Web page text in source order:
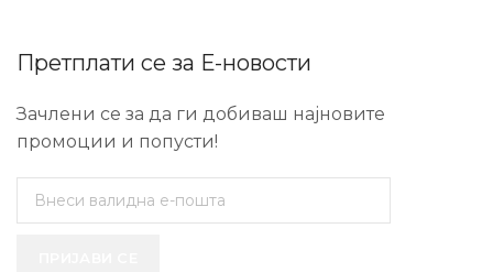
Претплати се за Е-новости
Зачлени се за да ги добиваш најновите
промоции и попусти!